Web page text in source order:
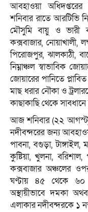
আবহাওয়া
শনিবার রাতে আরটিভি
মৌসুমি বায়ু ও ভারী
কক্সবাজার, নোয়াখালী,
পিরোজপুর, ঝালকাঠী,
নিম্নাঞ্চল স্বাভাবিক
জোয়ারের পানিতে
মাছ ধরার নৌকা ও
কাছাকাছি থেকে
আজ শনিবার (২২ আগস্ট)
নদীবন্দরের জন্য
পাবনা, বগুড়া,
কুষ্টিয়া, খুলনা, বরিশাল,
কক্সবাজার অঞ্চলের
ঘণ্টায় ৪৫ থেকে ৬০
অস্থায়ীভাবে দমকা
এলাকার নদীবন্দরকে ১